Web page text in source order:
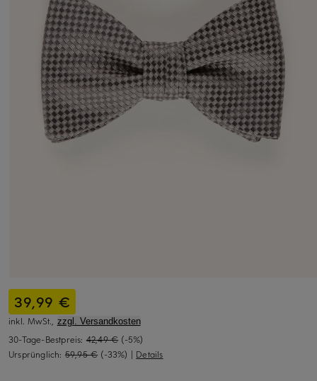
39,99 €
inkl. MwSt., zzgl. Versandkosten
30-Tage-Bestpreis: 42,49 € (-5%)
Ursprünglich: 59,95 € (-33%) | Details